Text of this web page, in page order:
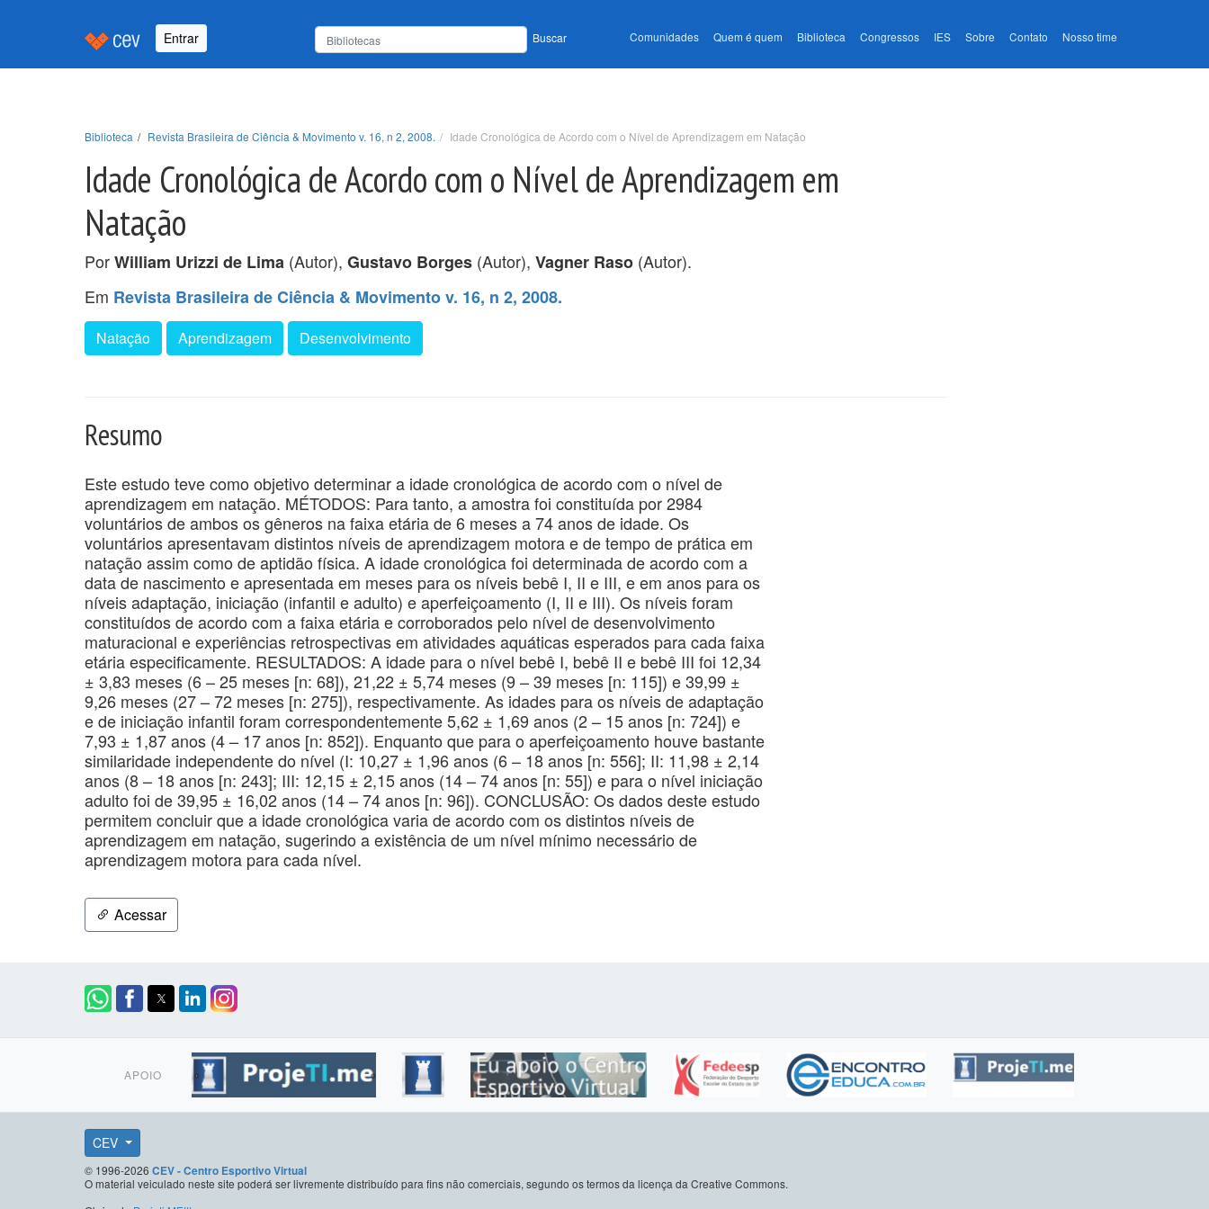
Entrar Buscar Comunidades Quem é quem Biblioteca Congressos IES Sobre Contato Nosso time
Biblioteca Revista Brasileira de Ciência & Movimento v. 16, n 2, 2008. Idade Cronológica de Acordo com o Nível de Aprendizagem em Natação
Idade Cronológica de Acordo com o Nível de Aprendizagem em
Natação
PorWilliam Urizzi de Lima (Autor), Gustavo Borges (Autor), Vagner Raso (Autor).
Em Revista Brasileira de Ciência & Movimento v. 16, n 2, 2008.
Natação Aprendizagem Desenvolvimento
Resumo
Este estudo teve como objetivo determinar a idade cronológica de acordo com o nível de
aprendizagem em natação. MÉTODOS: Para tanto, a amostra foi constituída por 2984
voluntários de ambos os gêneros na faixa etária de 6 meses a 74 anos de idade. Os
voluntários apresentavam distintos níveis de aprendizagem motora e de tempo de prática em
natação assim como de aptidão física. A idade cronológica foi determinada de acordo com a
data de nascimento e apresentada em meses para os níveis bebê I, II e III, e em anos para os
níveis adaptação, iniciação (infantil e adulto) e aperfeiçoamento (I, II e III). Os níveis foram
constituídos de acordo com a faixa etária e corroborados pelo nível de desenvolvimento
maturacional e experiências retrospectivas em atividades aquáticas esperados para cada faixa
etária especificamente. RESULTADOS: A idade para o nível bebê I, bebê II e bebê III foi 12,34
± 3,83 meses (6 – 25 meses [n: 68]), 21,22 ± 5,74 meses (9 – 39 meses [n: 115]) e 39,99 ±
9,26 meses (27 – 72 meses [n: 275]), respectivamente. As idades para os níveis de adaptação
e de iniciação infantil foram correspondentemente 5,62 ± 1,69 anos (2 – 15 anos [n: 724]) e
7,93 ± 1,87 anos (4 – 17 anos [n: 852]). Enquanto que para o aperfeiçoamento houve bastante
similaridade independente do nível (I: 10,27 ± 1,96 anos (6 – 18 anos [n: 556]; II: 11,98 ± 2,14
anos (8 – 18 anos [n: 243]; III: 12,15 ± 2,15 anos (14 – 74 anos [n: 55]) e para o nível iniciação
adulto foi de 39,95 ± 16,02 anos (14 – 74 anos [n: 96]). CONCLUSÃO: Os dados deste estudo
permitem concluir que a idade cronológica varia de acordo com os distintos níveis de
aprendizagem em natação, sugerindo a existência de um nível mínimo necessário de
aprendizagem motora para cada nível.
Acessar
APOIO
CEV
© 1996-2026 CEV - Centro Esportivo Virtual
O material veiculado neste site poderá ser livremente distribuído para fins não comerciais, segundo os termos da licença da Creative Commons.